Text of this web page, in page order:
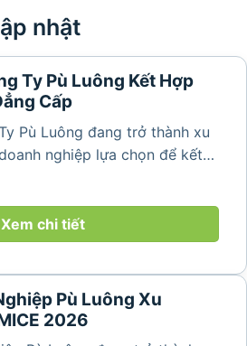
nhật
Ty Pù Luông Kết Hợp
Cấp
Pù Luông đang trở thành xu
nghiệp lựa chọn để kết
tạo năng lượng và xây
đội. Thay vì những chuyến du
công ty...
Xem chi tiết
Pù Luông Xu
2026